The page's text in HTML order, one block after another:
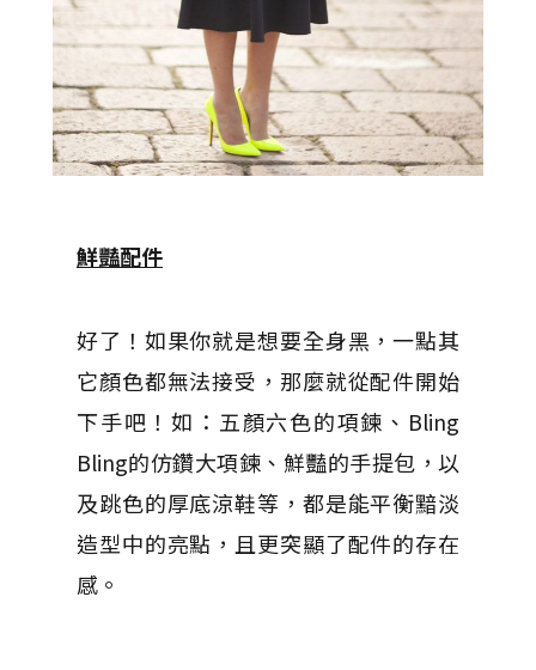
鮮豔配件
好了！如果你就是想要全身黑，一點其
它顏色都無法接受，那麼就從配件開始
下手吧！如：五顏六色的項鍊、Bling
Bling的仿鑽大項鍊、鮮豔的手提包，以
及跳色的厚底涼鞋等，都是能平衡黯淡
造型中的亮點，且更突顯了配件的存在
感。